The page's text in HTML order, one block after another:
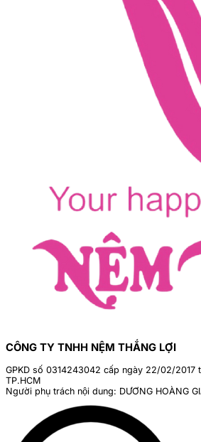
CÔNG TY TNHH NỆM THẮNG LỢI
GPKD số 0314243042 cấp ngày 22/02/2017
TP.HCM
Người phụ trách nội dung: DƯƠNG HOÀNG